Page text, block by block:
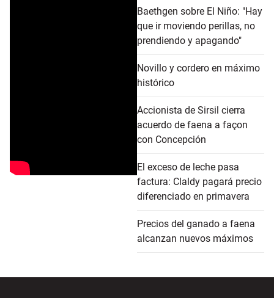
Baethgen sobre El Niño: "Hay
que ir moviendo perillas, no
prendiendo y apagando"
Novillo y cordero en máximo
histórico
Accionista de Sirsil cierra
acuerdo de faena a façon
con Concepción
El exceso de leche pasa
factura: Claldy pagará precio
diferenciado en primavera
Precios del ganado a faena
alcanzan nuevos máximos